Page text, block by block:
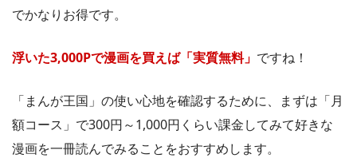
でかなりお得です。
浮いた3,000Pで漫画を買えば「実質無料」 ですね！
「まんが王国」の使い心地を確認するために、まずは「月
額コース」で300円～1,000円くらい課金してみて好きな
漫画を一冊読んでみることをおすすめします。